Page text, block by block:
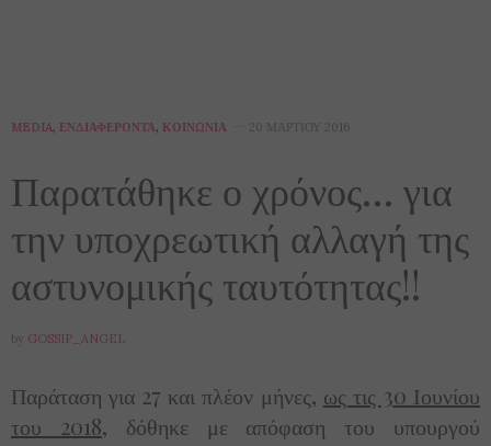
MEDIA, ΕΝΔΙΑΦΈΡΟΝΤΑ, ΚΟΙΝΩΝΊΑ 20 ΜΑΡΤΊΟΥ 2016
Παρατάθηκε ο χρόνος… για
την υποχρεωτική αλλαγή της
αστυνομικής ταυτότητας!!
by GOSSIP_ANGEL
Παράταση για 27 και πλέον μήνες, ως τις 30 Ιουνίου
του 2018, δόθηκε με απόφαση του υπουργού